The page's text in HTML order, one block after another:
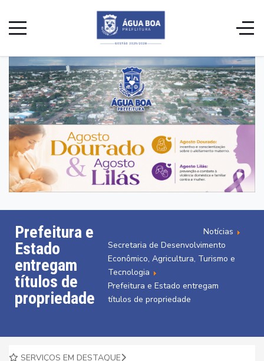
Prefeitura e
Estado
entregam
títulos de
propriedade
Notícias
Secretaria de Desenvolvimento
Econômico, Agricultura, Turismo e
Tecnologia
Prefeitura e Estado entregam
títulos de propriedade
SERVIÇOS EM DESTAQUE